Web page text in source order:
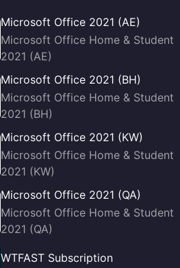
Microsoft Office 2021 (AE)
Microsoft Office Home & Student
2021 (AE)
Microsoft Office 2021 (BH)
Microsoft Office Home & Student
2021 (BH)
Microsoft Office 2021 (KW)
Microsoft Office Home & Student
2021 (KW)
Microsoft Office 2021 (QA)
Microsoft Office Home & Student
2021 (QA)
WTFAST Subscription